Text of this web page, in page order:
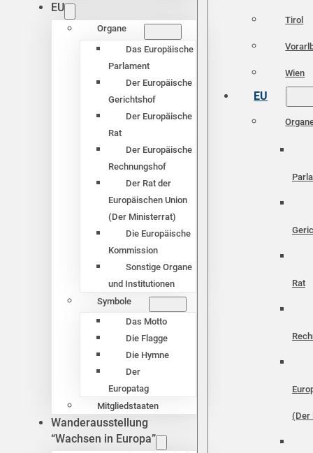
EU
Organe
Das Europäische
Parlament
Der Europäische
Gerichtshof
Der Europäische
Rat
Der Europäische
Rechnungshof
Der Rat der
Europäischen Union
(Der Ministerrat)
Die Europäische
Kommission
Sonstige Organe
und Institutionen
Symbole
Das Motto
Die Flagge
Die Hymne
Der
Europatag
Mitgliedstaaten
Wanderausstellung
“Wachsen in Europa”
Tirol
Wien
EU
Rat
(Der